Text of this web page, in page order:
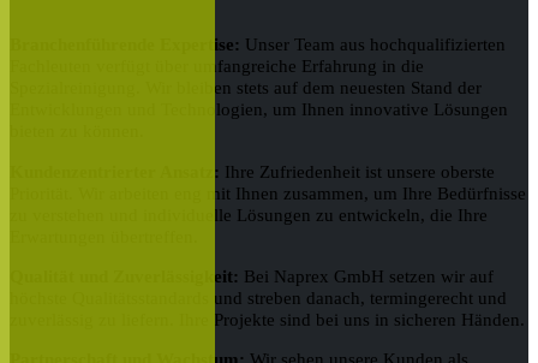
Branchenführende Expertise: Unser Team aus hochqualifizierten
Fachleuten verfügt über umfangreiche Erfahrung in die
Spezialreinigung. Wir bleiben stets auf dem neuesten Stand der
Entwicklungen und Technologien, um Ihnen innovative Lösungen
Kundenzentrierter Ansatz: Ihre Zufriedenheit ist unsere oberste
Priorität. Wir arbeiten eng mit Ihnen zusammen, um Ihre Bedürfnisse
zu verstehen und individuelle Lösungen zu entwickeln, die Ihre
Qualität und Zuverlässigkeit: Bei Naprex GmbH setzen wir auf
höchste Qualitätsstandards und streben danach, termingerecht und
zuverlässig zu liefern. Ihre Projekte sind bei uns in sicheren Händen.